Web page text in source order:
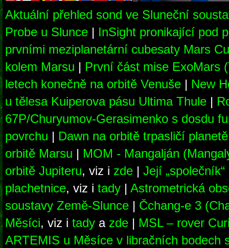
Aktuální přehled sond ve Sluneční
Probe u Slunce
InSight pronikající pod
prvními meziplanetární cubesaty Mars
kolem Marsu
První část mise ExoMars
letech konečně na orbitě Venuše
New
u tělesa Kuiperova pásu Ultima Thule
67P/Churyumov-Gerasimenko s dosdu
povrchu
Dawn na orbitě trpasličí
orbitě Marsu
MOM - Mangalján
orbitě Jupiteru, viz i zde
Její
plachetnice, viz i tady
Astrometrická
soustavy Země-Slunce
Čchang-e 3
Měsíci, viz i tady a zde
MSL – rover
ARTEMIS u Měsíce v libračních bodech